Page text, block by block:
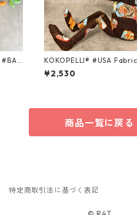
KOKOPELLI® #USA
es ＃133/Mサイズ
¥2,530
商品一覧に戻る
特定商取引法に基づく表記